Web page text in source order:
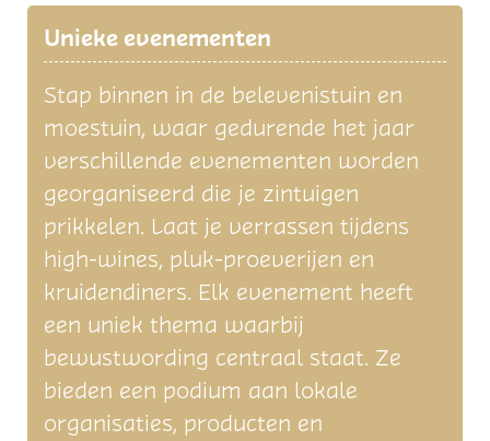
Unieke evenementen
Stap binnen in de belevenistuin en
moestuin, waar gedurende het jaar
verschillende evenementen worden
georganiseerd die je zintuigen
prikkelen. Laat je verrassen tijdens
high-wines, pluk-proeverijen en
kruidendiners. Elk evenement heeft
een uniek thema waarbij
bewustwording centraal staat. Ze
bieden een podium aan lokale
organisaties, producten en